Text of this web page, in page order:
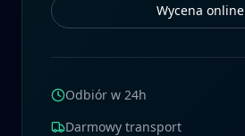
Wycena online
Odbiór w 24h
Darmowy transport